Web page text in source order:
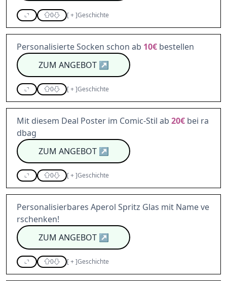
0 [+]Geschichte
Personalisierte Socken schon ab 10€ bestellen
ZUM ANGEBOT↗
0 [+]Geschichte
Mit diesem Deal Poster im Comic-Stil ab 20€ bei ra
dbag
ZUM ANGEBOT↗
0 [+]Geschichte
Personalisierbares Aperol Spritz Glas mit Name ve
rschenken!
ZUM ANGEBOT↗
0 [+]Geschichte